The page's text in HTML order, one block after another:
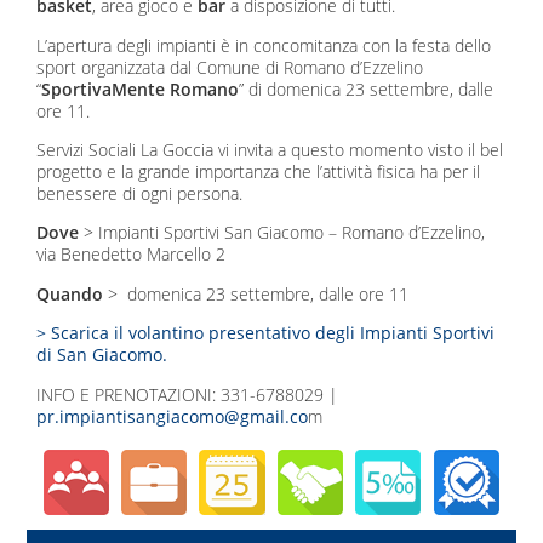
basket, area gioco e bar a disposizione di tutti.
L’apertura degli impianti è in concomitanza con la festa dello
sport organizzata dal Comune di Romano d’Ezzelino
“SportivaMente Romano” di domenica 23 settembre, dalle
ore 11.
Servizi Sociali La Goccia vi invita a questo momento visto il bel
progetto e la grande importanza che l’attività fisica ha per il
benessere di ogni persona.
Dove > Impianti Sportivi San Giacomo – Romano d’Ezzelino,
via Benedetto Marcello 2
Quando > domenica 23 settembre, dalle ore 11
> Scarica il volantino presentativo degli Impianti Sportivi
di San Giacomo.
INFO E PRENOTAZIONI: 331-6788029 |
pr.impiantisangiacomo@gmail.com